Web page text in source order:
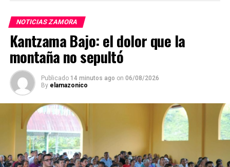
NOTICIAS ZAMORA
Kantzama Bajo: el dolor que la
montaña no sepultó
Publicado 14 minutos ago on 06/08/2026
By elamazonico